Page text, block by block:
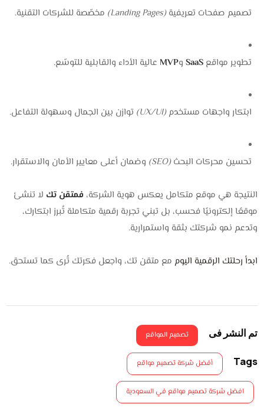
تصميم صفحات تعريفية(Landing Pages) مخصّصة للشركات التقنية.
تطوير مواقعSaaS وMVP عالية الأداء والقابلية للتوسّع.
ابتكار واجهات مستخدم(UX/UI) توازن بين الجمال وسهولة التفاعل.
تحسين محركات البحث(SEO) وضمان أعلى معايير الأمان والاستقرار.
النتيجة هي موقع متكامل يعكس هوية الشركة، فمتقن تك لا تنشئ
موقعًا إلكترونيًا فحسب، بل تبني تجربة رقمية متكاملة تُبرز ابتكارك،
وتدعم نمو شركتك بثقة واستمرارية.
ابدأ رحلتك الرقمية اليوم مع متقن تك، واجعل فكرتك تُرى كما تستحق.
تم النشر فى تصميم المواقع
Tags أفضل شركة تصميم مواقع
افضل شركة تصميم مواقع في السعودية